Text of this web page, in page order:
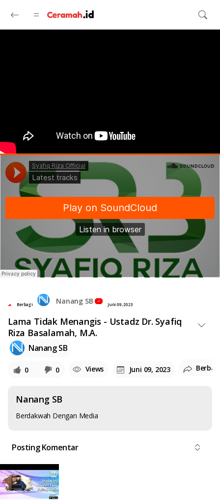
Langsung ke konten utama
Berbagi Nanang SB Juni 09, 2023
Lama Tidak Menangis - Ustadz Dr. Syafiq
Riza Basalamah, M.A.
Nanang SB
0 0 Views Juni 09, 2023
Nanang SB
Berdakwah Dengan Media
Posting Komentar